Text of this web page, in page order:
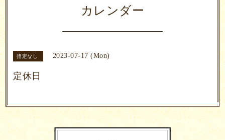
カレンダー
指定なし 2023-07-17 (Mon)
定休日